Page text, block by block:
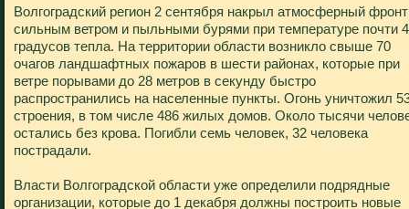
Волгоградский регион 2 сентября накрыл атмосферный
сильным ветром и пыльными бурями при температуре почти
градусов тепла. На территории области возникло свыше 70
очагов ландшафтных пожаров в шести районах, которые при
ветре порывами до 28 метров в секунду быстро
распространились на населенные пункты. Огонь уничтожил
строения, в том числе 486 жилых домов. Около тысячи
остались без крова. Погибли семь человек, 32 человека
пострадали.
Власти Волгоградской области уже определили подрядные
организации, которые до 1 декабря должны построить новые